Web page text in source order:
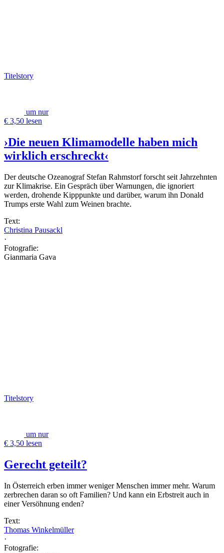
Titelstory
um nur
€ 3,50 lesen
›Die neuen Klimamodelle haben mich
wirklich erschreckt‹
Der deutsche Ozeanograf Stefan Rahmstorf forscht seit Jahrzehnten
zur Klimakrise. Ein Gespräch über Warnungen, die ignoriert
werden, drohende Kipppunkte und darüber, warum ihn Donald
Trumps erste Wahl zum Weinen brachte.
Text:
Christina Pausackl
·
Fotografie:
Gianmaria Gava
Titelstory
um nur
€ 3,50 lesen
Gerecht geteilt?
In Österreich erben immer weniger Menschen immer mehr. Warum
zerbrechen daran so oft Familien? Und kann ein Erbstreit auch in
einer Versöhnung enden?
Text:
Thomas Winkelmüller
·
Fotografie: